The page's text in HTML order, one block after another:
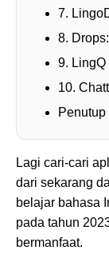
7.
8.
9.
10.
Penutup
Lagi cari-cari
dari sekarang
belajar bahasa
pada tahun
bermanfaat.